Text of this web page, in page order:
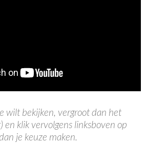
wilt bekijken, vergroot dan het
en klik vervolgens linksboven op
je keuze maken.